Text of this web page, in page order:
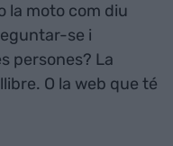
la moto com diu
se i
persones? La
O la web que té